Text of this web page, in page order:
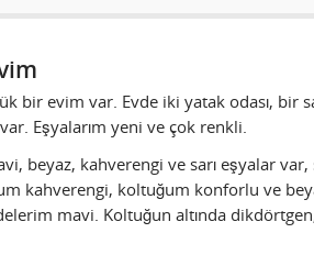
bir evim var. Evde iki yatak odası, bir
Eşyalarım yeni ve çok renkli.
beyaz, kahverengi ve sarı eşyalar
kahverengi, koltuğum konforlu ve
mavi. Koltuğun altında